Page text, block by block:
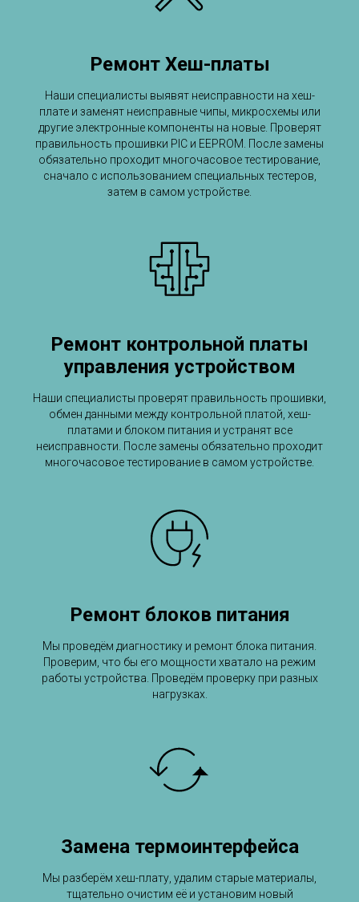
Ремонт Хеш-платы
Наши специалисты выявят неисправности на хеш-
плате и заменят неисправные чипы, микросхемы или
другие электронные компоненты на новые. Проверят
правильность прошивки PIC и EEPROM. После замены
обязательно проходит многочасовое тестирование,
сначало с использованием специальных тестеров,
затем в самом устройстве.
Ремонт контрольной платы
управления устройством
Наши специалисты проверят правильность прошивки,
обмен данными между контрольной платой, хеш-
платами и блоком питания и устранят все
неисправности. После замены обязательно проходит
многочасовое тестирование в самом устройстве.
Ремонт блоков питания
Мы проведём диагностику и ремонт блока питания.
Проверим, что бы его мощности хватало на режим
работы устройства. Проведём проверку при разных
нагрузках.
Замена термоинтерфейса
Мы разберём хеш-плату, удалим старые материалы,
тщательно очистим её и установим новый